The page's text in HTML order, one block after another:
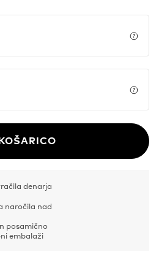
denarja
naročila nad
posamično
embalaži